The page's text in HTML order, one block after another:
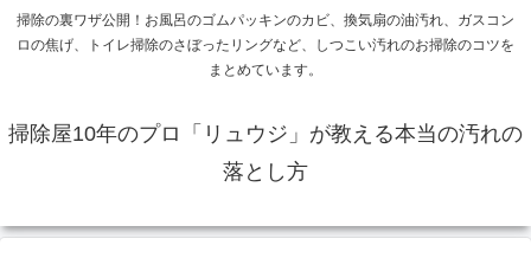
掃除の裏ワザ公開！お風呂のゴムパッキンのカビ、換気扇の油汚れ、ガスコン
ロの焦げ、トイレ掃除のさぼったリングなど、しつこい汚れのお掃除のコツを
まとめています。
掃除屋10年のプロ「リュウジ」が教える本当の汚れの
落とし方